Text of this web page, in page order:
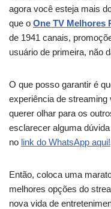
agora você esteja mais
que o One TV Melhores
de 1941 canais,
usuário de primeira, não
O que posso garantir é
experiência de
querer olhar para os
esclarecer alguma
no link do WhatsApp aqui!
Então, coloca uma
melhores opções do
nova vida de